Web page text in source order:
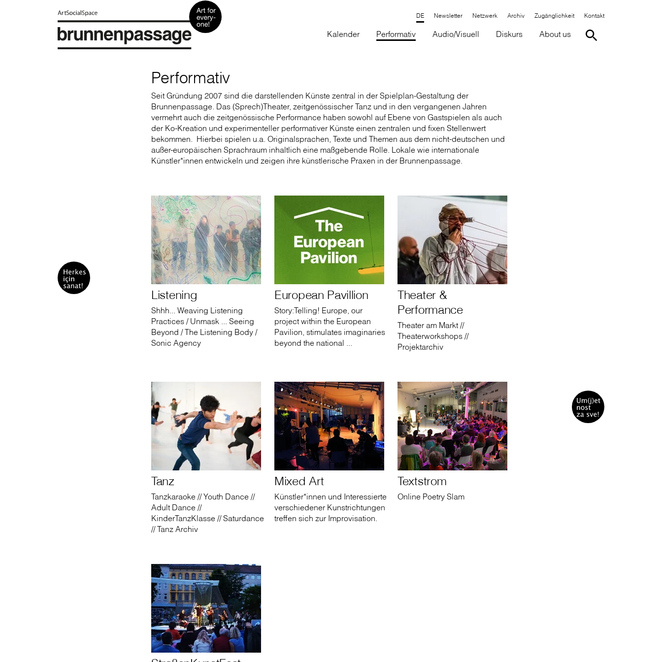
Newsletter Netzwerk Archiv Zugänglichkeit Kontakt
Kalender Performativ Audio/Visuell Diskurs About us
Performativ
Seit Gründung 2007 sind die darstellenden Künste zentral in der Spielplan-Gestaltung der
Brunnenpassage. Das (Sprech)Theater, zeitgenössischer Tanz und in den vergangenen Jahren
vermehrt auch die zeitgenössische Performance haben sowohl auf Ebene von Gastspielen als auch
der Ko-Kreation und experimenteller performativer Künste einen zentralen und fixen Stellenwert
bekommen. Hierbei spielen u.a. Originalsprachen, Texte und Themen aus dem nicht-deutschen und
außer-europäischen Sprachraum inhaltlich eine maßgebende Rolle. Lokale wie internationale
Künstler*innen entwickeln und zeigen ihre künstlerische Praxen in der Brunnenpassage.
Listening
Shhh... Weaving Listening
Practices / Unmask ... Seeing
Beyond / The Listening Body /
Sonic Agency
European Pavillion
Story:Telling! Europe, our
project within the European
Pavilion, stimulates imaginaries
beyond the national ...
Theater &
Performance
Theater am Markt //
Theaterworkshops //
Projektarchiv
Tanz
Tanzkaraoke // Youth Dance //
Adult Dance //
KinderTanzKlasse // Saturdance
// Tanz Archiv
Mixed Art
Künstler*innen und Interessierte
verschiedener Kunstrichtungen
treffen sich zur Improvisation.
Textstrom
Online Poetry Slam